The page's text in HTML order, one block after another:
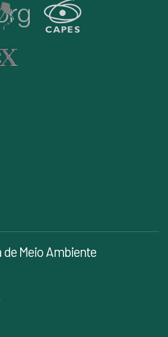
Meio Ambiente